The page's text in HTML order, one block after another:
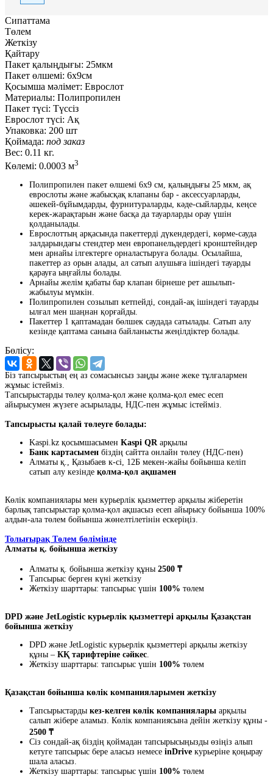
Сипаттама
Төлем
Жеткізу
Қайтару
Пакет қалыңдығы: 25мкм
Пакет өлшемі: 6x9см
Қосымша мәлімет: Еврослот
Материалы: Полипропилен
Пакет түсі: Түссіз
Еврослот түсі: Ақ
Упаковка: 200 шт
Қоймада: под заказ
Вес: 0.11 кг.
Көлемі: 0.0003 м3
Полипропилен пакет өлшемі 6x9 см, қалыңдығы 25 мкм, ақ
еврослоты және жабысқақ клапаны бар - аксессуарларды,
әшекей-бұйымдарды, фурнитураларды, кәде-сыйларды, кеңсе
керек-жарақтарын және басқа да тауарларды орау үшін
қолданылады.
Еврослоттың арқасында пакеттерді дүкендердегі, көрме-сауда
залдарындағы стендтер мен европанельдердегі кронштейндер
мен арнайы ілгектерге орналастыруға болады. Осылайша,
пакеттер аз орын алады, ал сатып алушыға ішіндегі тауарды
қарауға ыңғайлы болады.
Арнайы желім қабаты бар клапан бірнеше рет ашылып-
жабылуы мүмкін.
Полипропилен созылып кетпейді, сондай-ақ ішіндегі тауарды
ылғал мен шаңнан қорғайды.
Пакеттер 1 қаптамадан бөлшек саудада сатылады. Сатып алу
кезінде қаптама санына байланысты жеңілдіктер болады.
Бөлісу:
Біз тапсырыстың ең аз сомасынсыз заңды және жеке тұлғалармен
жұмыс істейміз.
Тапсырыстарды төлеу қолма-қол және қолма-қол емес есеп
айырысумен жүзеге асырылады, НДС-пен жұмыс істейміз.
Тапсырысты қалай төлеуге болады:
Kaspi.kz қосымшасымен Kaspi QRарқылы
Банк картасымен біздің сайтта онлайн төлеу (НДС-пен)
Алматы қ., Қазыбаев к-сі, 12Б мекен-жайы бойынша келіп
сатып алу кезінде қолма-қол ақшамен
Көлік компаниялары мен курьерлік қызметтер арқылы жіберетін
барлық тапсырыстар қолма-қол ақшасыз есеп айырысу бойынша 100%
алдын-ала төлем бойынша жөнелтілетінін ескеріңіз.
Толығырақ Төлем бөлімінде
Алматы қ. бойынша жеткізу
Алматы қ. бойынша жеткізу құны 2500 ₸
Тапсырыс берген күні жеткізу
Жеткізу шарттары: тапсырыс үшін 100% төлем
DPD және JetLogistic курьерлік қызметтері арқылы Қазақстан
бойынша жеткізу
DPD және JetLogistic курьерлік қызметтері арқылы жеткізу
құны – КҚ тарифтеріне сәйкес.
Жеткізу шарттары: тапсырыс үшін 100% төлем
Қазақстан бойынша көлік компанияларымен жеткізу
Тапсырыстарды кез-келген көлік компаниялары арқылы
салып жібере аламыз. Көлік компаниясына дейін жеткізу құны -
2500 ₸
Сіз сондай-ақ біздің қоймадан тапсырысыңызды өзіңіз алып
кетуге тапсырыс бере аласыз немесе inDrive курьеріне қоңырау
шала аласыз.
Жеткізу шарттары: тапсырыс үшін 100% төлем